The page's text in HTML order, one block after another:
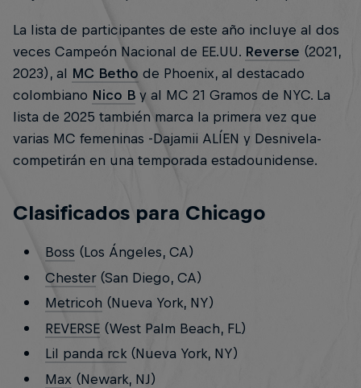
La lista de participantes de este año incluye al dos
veces Campeón Nacional de EE.UU. Reverse (2021,
2023), al MC Betho de Phoenix, al destacado
colombiano Nico B y al MC 21 Gramos de NYC. La
lista de 2025 también marca la primera vez que
varias MC femeninas -Dajamii ALÍEN y Desnivela-
competirán en una temporada estadounidense.
Clasificados para Chicago
Boss (Los Ángeles, CA)
Chester(San Diego, CA)
Metricoh (Nueva York, NY)
REVERSE(West Palm Beach, FL)
Lil panda rck(Nueva York, NY)
Max (Newark, NJ)